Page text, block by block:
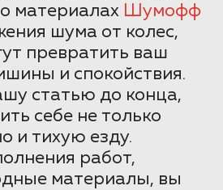
материалах Шумофф
шума от колес,
превратить ваш
и спокойствия.
статью до конца,
себе не только
и тихую езду.
работ,
материалы, вы